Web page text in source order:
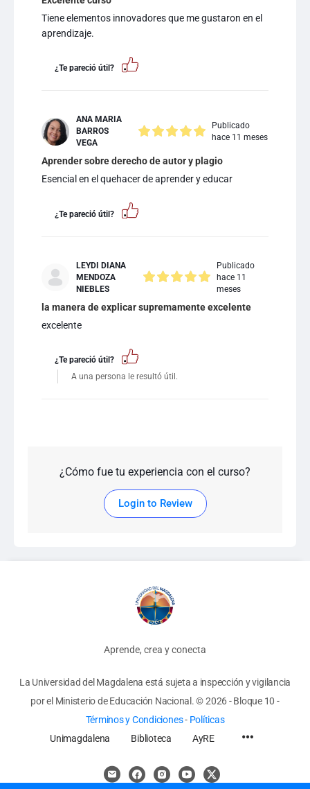
Tiene elementos innovadores que me gustaron en el
aprendizaje.
¿Te pareció útil?
ANA MARIA
BARROS
VEGA
Publicado
hace 11 meses
Aprender sobre derecho de autor y plagio
Esencial en el quehacer de aprender y educar
¿Te pareció útil?
LEYDI DIANA
MENDOZA
NIEBLES
Publicado
hace 11
meses
la manera de explicar supremamente excelente
excelente
¿Te pareció útil?
A una persona le resultó útil.
¿Cómo fue tu experiencia con el curso?
Login to Review
Aprende, crea y conecta
La Universidad del Magdalena está sujeta a inspección y vigilancia
por el Ministerio de Educación Nacional.© 2026 - Bloque 10 -
Términos y Condiciones- Políticas
Unimagdalena
Biblioteca AyRE